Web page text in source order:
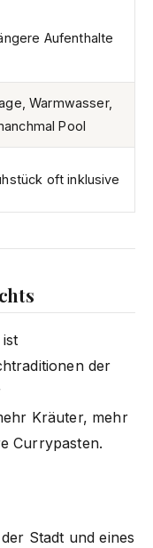
Aufenthalte
Warmwasser,
Pool
oft inklusive
der
Kräuter, mehr
Currypasten.
Stadt und eines